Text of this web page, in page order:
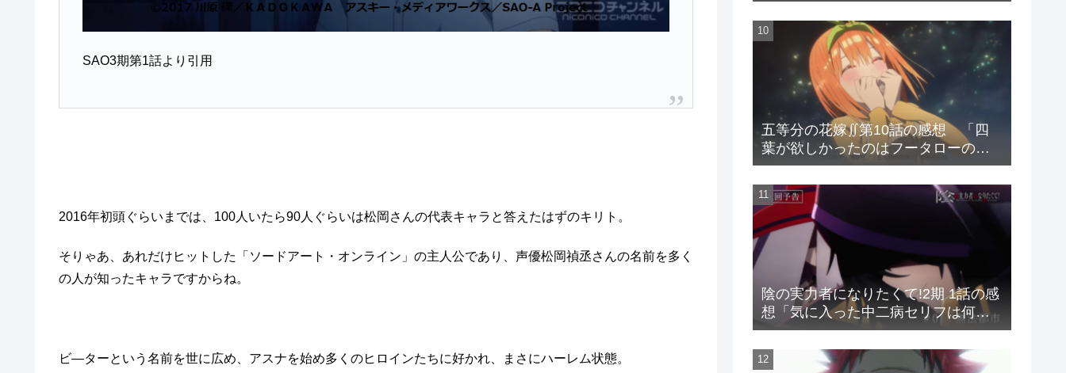
SAO3期第1話より引用
2016年初頭ぐらいまでは、100人いたら90人ぐらいは松岡さんの代表キャラと答えたはずのキリト。
そりゃあ、あれだけヒットした「ソードアート・オンライン」の主人公であり、声優松岡禎丞さんの名前を多く
の人が知ったキャラですからね。
ビ―ターという名前を世に広め、アスナを始め多くのヒロインたちに好かれ、まさにハーレム状態。
五等分の花嫁∬第10話の感想 「四
葉が欲しかったのはフータローの笑
顔?」
陰の実力者になりたくて!2期 1話の感
想「気に入った中二病セリフは何度
も使う」